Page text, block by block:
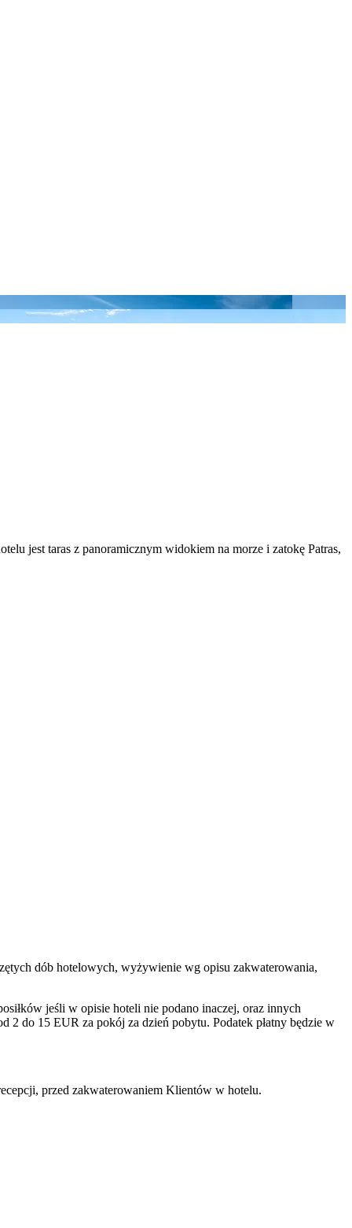
jest taras z panoramicznym widokiem na morze i zatokę Patras,
dób hotelowych, wyżywienie wg opisu zakwaterowania,
jeśli w opisie hoteli nie podano inaczej, oraz innych
2 do 15 EUR za pokój za dzień pobytu. Podatek płatny będzie w
przed zakwaterowaniem Klientów w hotelu.